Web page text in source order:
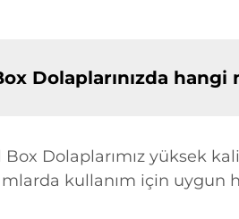
Dolaplarınızda
Box Dolaplarımız yüksek
kullanım için uygun